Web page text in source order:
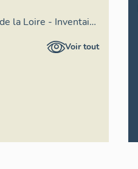
la Loire - Inventaire
Voir tout